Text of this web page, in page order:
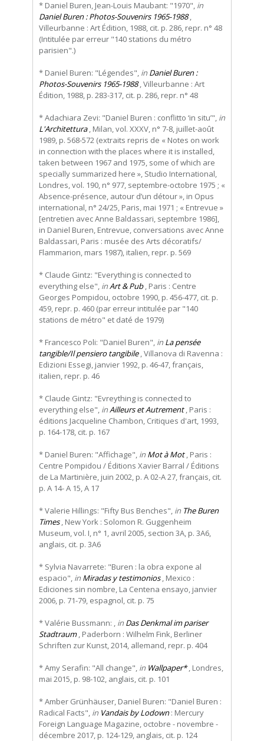
* Daniel Buren, Jean-Louis Maubant: "1970", in
Daniel Buren : Photos-Souvenirs 1965-1988,
Villeurbanne : Art Édition, 1988, cit. p. 286, repr. n° 48
(Intitulée par erreur "140 stations du métro
parisien".)
* Daniel Buren: "Légendes", in Daniel Buren :
Photos-Souvenirs 1965-1988, Villeurbanne : Art
Édition, 1988, p. 283-317, cit. p. 286, repr. n° 48
* Adachiara Zevi: "Daniel Buren : conflitto ‘in situ’", in
L'Architettura, Milan, vol. XXXV, n° 7-8, juillet-août
1989, p. 568-572 (extraits repris de « Notes on work
in connection with the places where it is installed,
taken between 1967 and 1975, some of which are
specially summarized here », Studio International,
Londres, vol. 190, n° 977, septembre-octobre 1975 ; «
Absence-présence, autour d’un détour », in Opus
international, n° 24/25, Paris, mai 1971 ; « Entrevue »
[entretien avec Anne Baldassari, septembre 1986],
in Daniel Buren, Entrevue, conversations avec Anne
Baldassari, Paris : musée des Arts décoratifs/
Flammarion, mars 1987), italien, repr. p. 569
* Claude Gintz: "Everything is connected to
everything else", inArt & Pub, Paris : Centre
Georges Pompidou, octobre 1990, p. 456-477, cit. p.
459, repr. p. 460 (par erreur intitulée par "140
stations de métro" et daté de 1979)
* Francesco Poli: "Daniel Buren", in La pensée
tangible/Il pensiero tangibile, Villanova di Ravenna :
Edizioni Essegi, janvier 1992, p. 46-47, français,
italien, repr. p. 46
* Claude Gintz: "Evreything is connected to
everything else", inAilleurs et Autrement, Paris :
éditions Jacqueline Chambon, Critiques d'art, 1993,
p. 164-178, cit. p. 167
* Daniel Buren: "Affichage", in Mot à Mot, Paris :
Centre Pompidou / Éditions Xavier Barral / Éditions
de La Martinière, juin 2002, p. A 02-A 27, français, cit.
p. A 14- A 15, A 17
* Valerie Hillings: "Fifty Bus Benches", in The Buren
Times, New York : Solomon R. Guggenheim
Museum, vol. I, n° 1, avril 2005, section 3A, p. 3A6,
anglais, cit. p. 3A6
* Sylvia Navarrete: "Buren : la obra expone al
espacio", in Miradas y testimonios, Mexico :
Ediciones sin nombre, La Centena ensayo, janvier
2006, p. 71-79, espagnol, cit. p. 75
* Valérie Bussmann: , in Das Denkmal im pariser
Stadtraum, Paderborn : Wilhelm Fink, Berliner
Schriften zur Kunst, 2014, allemand, repr. p. 404
* Amy Serafin: "All change", in Wallpaper*, Londres,
mai 2015, p. 98-102, anglais, cit. p. 101
* Amber Grünhäuser, Daniel Buren: "Daniel Buren :
Radical Facts", in Vandais by Lodown: Mercury
Foreign Language Magazine, octobre - novembre -
décembre 2017, p. 124-129, anglais, cit. p. 124